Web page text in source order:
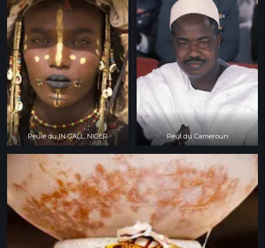
Peule du IN GALL, NIGER Peul du Cameroun